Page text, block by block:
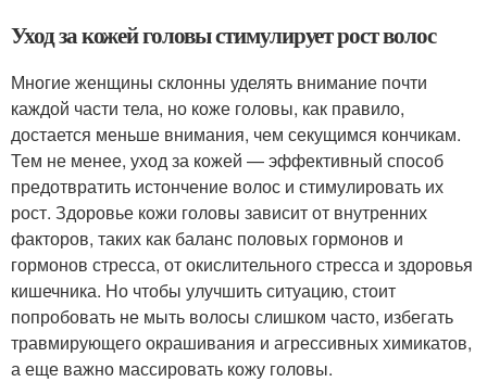
Уход за кожей головы стимулирует рост волос
Многие женщины склонны уделять внимание почти
каждой части тела, но коже головы, как правило,
достается меньше внимания, чем секущимся кончикам.
Тем не менее, уход за кожей — эффективный способ
предотвратить истончение волос и стимулировать их
рост. Здоровье кожи головы зависит от внутренних
факторов, таких как баланс половых гормонов и
гормонов стресса, от окислительного стресса и здоровья
кишечника. Но чтобы улучшить ситуацию, стоит
попробовать не мыть волосы слишком часто, избегать
травмирующего окрашивания и агрессивных химикатов,
а еще важно массировать кожу головы.